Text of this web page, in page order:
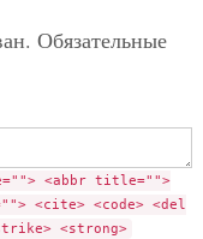
Обязательные
<abbr title="">
<cite> <code> <del
<strong>